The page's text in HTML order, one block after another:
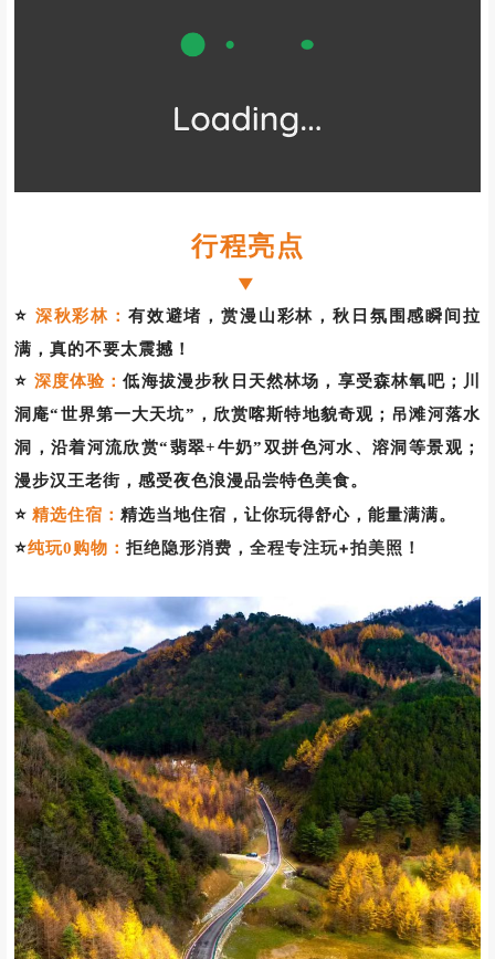
行程亮点
▼
⭐深秋彩林：有效避堵，赏漫山彩林，秋日氛围感瞬间拉
满，真的不要太震撼！
⭐深度体验：低海拔漫步秋日天然林场，享受森林氧吧；川
洞庵“世界第一大天坑”，欣赏喀斯特地貌奇观；吊滩河落水
洞，沿着河流欣赏“翡翠+牛奶”双拼色河水、溶洞等景观；
漫步汉王老街，感受夜色浪漫品尝特色美食 。
⭐精选住宿：精选当地住宿，让你玩得舒心，能量满满。
⭐纯玩0购物：拒绝隐形消费，全程专注玩+拍美照！